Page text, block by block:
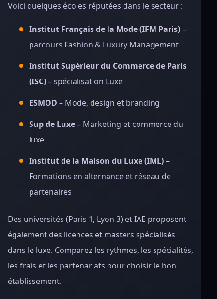
Voici quelques écoles réputées dans le secteur :
Institut Français de la Mode (IFM Paris)–
parcours Fashion & Luxury Management
Institut Supérieur du Commerce de Paris
(ISC)– spécialisation Luxe
ESMOD – Mode, design et branding
Sup de Luxe– Marketing et commerce du
luxe
Institut de la Maison du Luxe (IML)–
Formations en alternance et réseau de
partenaires
Des universités (Paris 1, Lyon 3) et IAE proposent
également des licences et masters spécialisés
dans le luxe. Comparez les rythmes, les spécialités,
les frais et les partenariats pour choisir le bon
établissement.